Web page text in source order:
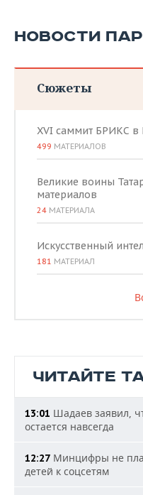
НОВОСТИ
Сюжеты
XVI саммит БРИКС в
499 МАТЕРИАЛОВ
Великие воины
материалов
24 МАТЕРИАЛА
Искусственный
181 МАТЕРИАЛ
ЧИТАЙТЕ
13:01 Шадаев заявил,
остается навсегда
12:27 Минцифры не
детей к соцсетям